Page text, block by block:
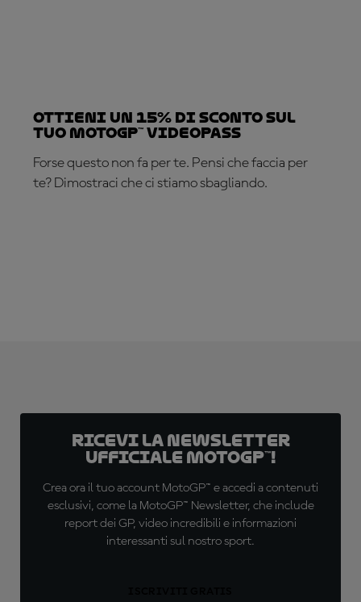
Ottieni un 15% di sconto sul
tuo MotoGP™ VideoPass
Forse questo non fa per te. Pensi che faccia per
te? Dimostraci che ci stiamo sbagliando.
Ricevi la newsletter
ufficiale MotoGP™!
Crea ora il tuo account MotoGP™ e accedi a contenuti
esclusivi, come la MotoGP™ Newsletter, che include
report dei GP, video incredibili e informazioni
interessanti sul nostro sport.